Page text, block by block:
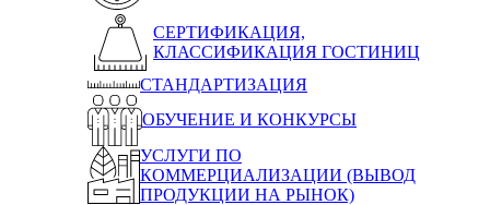
СЕРТИФИКАЦИЯ,
КЛАССИФИКАЦИЯ ГОСТИНИЦ
СТАНДАРТИЗАЦИЯ
ОБУЧЕНИЕ И КОНКУРСЫ
УСЛУГИ ПО
КОММЕРЦИАЛИЗАЦИИ (ВЫВОД
ПРОДУКЦИИ НА РЫНОК)